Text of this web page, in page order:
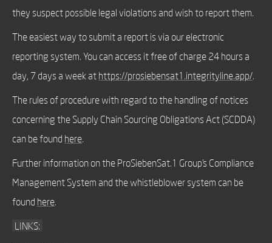
they suspect possible legal violations and wish to report them.
The easiest way to submit a report is via our electronic
reporting system. You can access it free of charge 24 hours a
day, 7 days a week at https://prosiebensat1.integrityline.app/.
The rules of procedure with regard to the handling of notices
concerning the Supply Chain Sourcing Obligations Act (SCDDA)
can be found here.
Further information on the ProSiebenSat.1 Group's Compliance
Management System and the whistleblower system can be
found here.
LINKS: